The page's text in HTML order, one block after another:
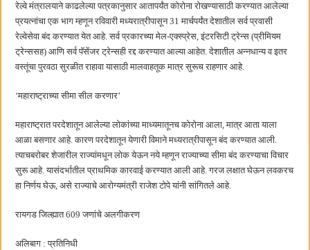
रेल्वे मंत्रालयाने काढलेल्या पत्रकानुसार आतापर्यंत कोरोना रोखण्यासाठी करण्यात आलेल्या
प्रयत्नांचा एक भाग म्हणून रविवारी मध्यरात्रीपासून 31 मार्चपर्यंत देशातील सर्व प्रवासी
रेल्वेसेवा बंद करण्यात येत आहे. सर्व प्रकारच्या मेल-एक्स्प्रेस, इंटरसिटी ट्रेन्स (प्रीमियम
ट्रेन्ससह) आणि सर्व पॅसेंजर ट्रेन्सही रद्द करण्यात आल्या आहेत. देशातील अन्नधान्य व इतर
वस्तूंचा पुरवठा सुरळीत राहावा यासाठी मालवाहतूक मात्र सुरूच राहणार आहे.
‘महाराष्ट्राच्या सीमा सील करणार’
महाराष्ट्रात परदेशातून आलेल्या लोकांच्या माध्यमातूनच कोरोना आला, मात्र आता याला
आळा बसणार आहे. कारण परदेशातून येणारी विमाने मध्यरात्रीपासून बंद करण्यात आली.
त्याचबरोबर शेजारील राज्यांमधून लोक येऊन नये म्हणून राज्याच्या सीमा बंद करण्याचा विचार
सुरू आहे. यासंदर्भातील प्राथमिक कारवाई करण्यात आली आहे. गरज लक्षात घेऊन लवकरच
हा निर्णय घेऊ, असे राज्याचे आरोग्यमंत्री राजेश टोपे यांनी सांगितले आहे.
रायगड जिल्ह्यात 609 जणांचे अलगीकरण
अलिबाग : प्रतिनिधी